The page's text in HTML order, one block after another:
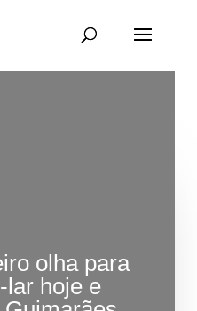
olha para
lar hoje e